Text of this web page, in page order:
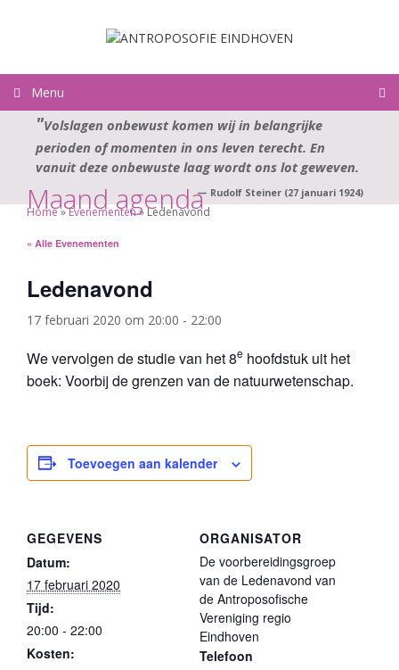
Menu
Volslagen onbewust komen wij in belangrijke
perioden of momenten in ons leven terecht. En
vanuit deze onbewuste laag wordt ons lot geweven.
— Rudolf Steiner (27 januari 1924)
Home»Evenementen»Ledenavond
Maand agenda
« Alle Evenementen
Ledenavond
17 februari 2020 om 20:00 - 22:00
We vervolgen de studie van het 8e hoofdstuk uit het
boek: Voorbij de grenzen van de natuurwetenschap.
Toevoegen aan kalender
GEGEVENS
Datum:
17 februari 2020
Tijd:
20:00 - 22:00
Kosten:
ORGANISATOR
De voorbereidingsgroep
van de Ledenavond van
de Antroposofische
Vereniging regio
Eindhoven
Telefoon